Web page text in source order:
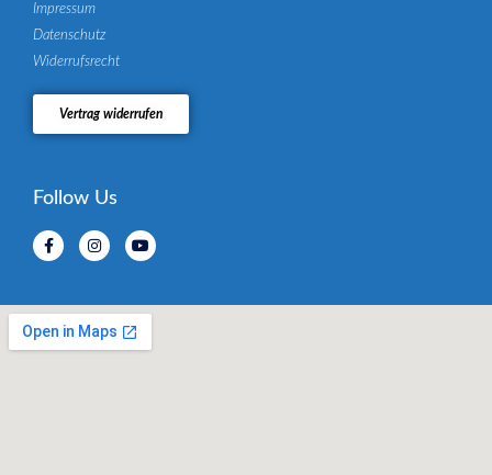
Impressum
Datenschutz
Widerrufsrecht
Vertrag widerrufen
Follow Us